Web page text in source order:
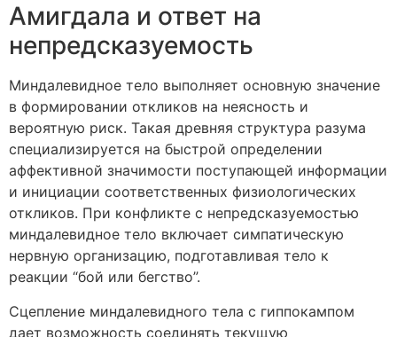
Амигдала и ответ на
непредсказуемость
Миндалевидное тело выполняет основную значение
в формировании откликов на неясность и
вероятную риск. Такая древняя структура разума
специализируется на быстрой определении
аффективной значимости поступающей информации
и инициации соответственных физиологических
откликов. При конфликте с непредсказуемостью
миндалевидное тело включает симпатическую
нервную организацию, подготавливая тело к
реакции “бой или бегство”.
Сцепление миндалевидного тела с гиппокампом
дает возможность соединять текущую